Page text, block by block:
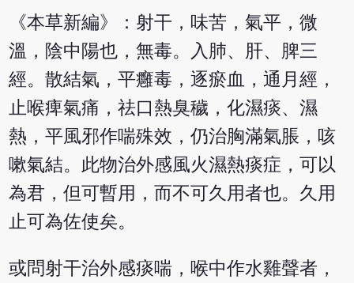
《本草新編》：射干，味苦，氣平，微
溫，陰中陽也，無毒。入肺、肝、脾三
經。散結氣，平癰毒，逐瘀血，通月經，
止喉痺氣痛，祛口熱臭穢，化濕痰、濕
熱，平風邪作喘殊效，仍治胸滿氣脹，咳
嗽氣結。此物治外感風火濕熱痰症，可以
為君，但可暫用，而不可久用者也。久用
止可為佐使矣。
或問射干治外感痰喘，喉中作水雞聲者，